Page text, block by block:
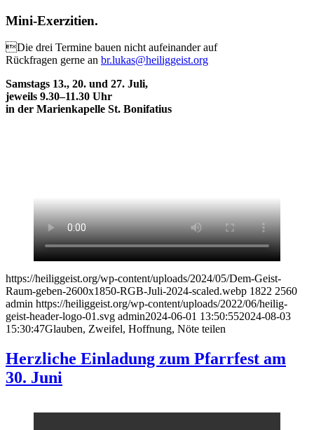
Mini-Exerzitien.
Die drei Termine bauen nicht aufeinander auf
Rückfragen gerne an br.lukas@heiliggeist.org
Samstags 13., 20. und 27. Juli,
jeweils 9.30–11.30 Uhr
in der Marienkapelle St. Bonifatius
https://heiliggeist.org/wp-content/uploads/2024/05/Dem-Geist-
Raum-geben-2600x1850-RGB-Juli-2024-scaled.webp 1822 2560
admin https://heiliggeist.org/wp-content/uploads/2022/06/heilig-
geist-header-logo-01.svg admin2024-06-01 13:50:552024-08-03
15:30:47Glauben, Zweifel, Hoffnung, Nöte teilen
Herzliche Einladung zum Pfarrfest am
30. Juni